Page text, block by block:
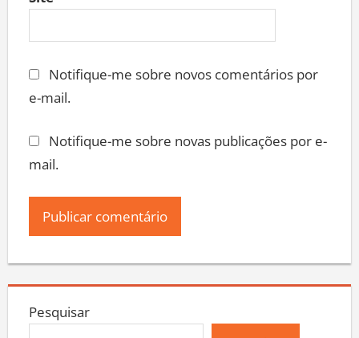
Notifique-me sobre novos comentários por
e-mail.
Notifique-me sobre novas publicações por e-
mail.
Pesquisar